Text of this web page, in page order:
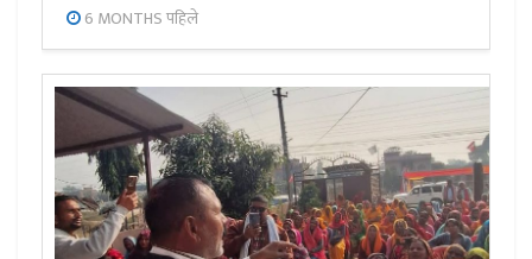
6 MONTHS पहिले